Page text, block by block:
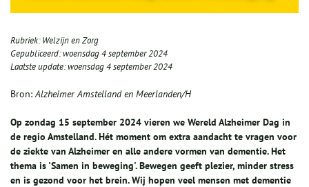
Rubriek:Welzijn en Zorg
Gepubliceerd:woensdag 4 september 2024
Laatste update:woensdag 4 september 2024
Bron:Alzheimer Amstelland en Meerlanden/H
Op zondag 15 september 2024 vieren we Wereld Alzheimer Dag in
de regio Amstelland. Hét moment om extra aandacht te vragen voor
de ziekte van Alzheimer en alle andere vormen van dementie. Het
thema is 'Samen in beweging'. Bewegen geeft plezier, minder stress
en is gezond voor het brein. Wij hopen veel mensen met dementie